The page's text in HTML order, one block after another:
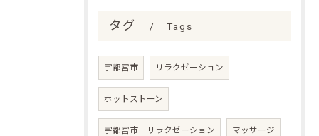
タグ Tags
宇都宮市 リラクゼーション
ホットストーン
宇都宮市 リラクゼーション マッサージ